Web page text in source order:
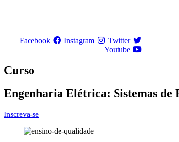
Facebook Instagram
Twitter
Youtube
Curso
Engenharia Elétrica: Sistemas de
Inscreva-se